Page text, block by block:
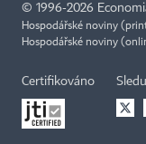
© 1996-2026
Hospodářské noviny
Hospodářské noviny
Certifikováno